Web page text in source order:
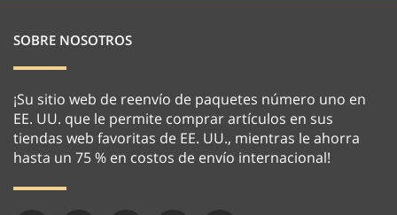
SOBRE NOSOTROS
¡Su sitio web de reenvío de paquetes número uno en
EE. UU. que le permite comprar artículos en sus
tiendas web favoritas de EE. UU., mientras le ahorra
hasta un 75 % en costos de envío internacional!